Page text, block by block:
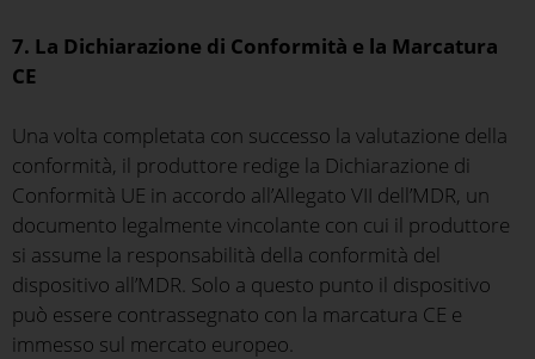
7. La Dichiarazione di Conformità e la Marcatura
CE
Una volta completata con successo la valutazione della
conformità, il produttore redige la Dichiarazione di
Conformità UE in accordo all’Allegato VII dell’MDR, un
documento legalmente vincolante con cui il produttore
si assume la responsabilità della conformità del
dispositivo all’MDR. Solo a questo punto il dispositivo
può essere contrassegnato con la marcatura CE e
immesso sul mercato europeo.